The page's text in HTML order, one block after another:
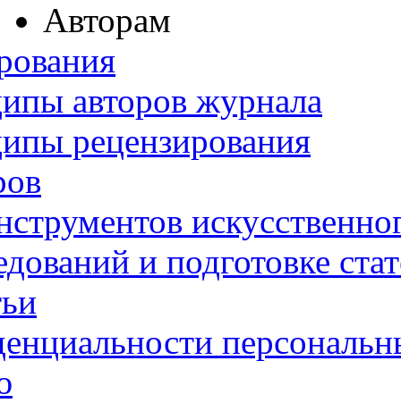
Авторам
авторов журнала
рецензирования
и подготовке